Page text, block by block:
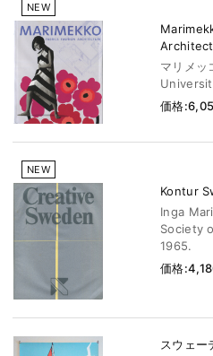
NEW
マリメ
価格
NEW
Kontur
Inga
Society
1965.
価格
スウェー